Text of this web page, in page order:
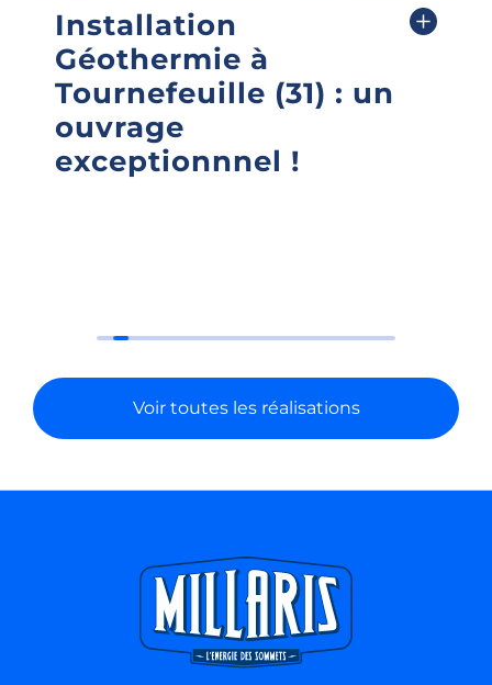
Installation
Géothermie à
Tournefeuille (31) : un
ouvrage
exceptionnnel !
Voir toutes les réalisations